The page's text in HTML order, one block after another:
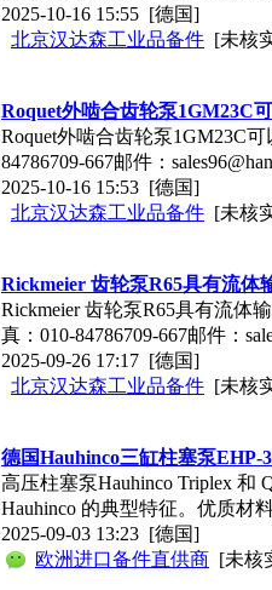
2025-10-16 15:55 [德国]
北京汉达森工业品备件 [未核
Roquet外啮合齿轮泵1GM23C
Roquet外啮合齿轮泵1GM23C
84786709-667邮件：
2025-10-16 15:53 [德国]
北京汉达森工业品备件 [未核
Rickmeier 齿轮泵R65具有流体
Rickmeier 齿轮泵R65具有流体
真：010-84786709-667邮件：
2025-09-26 17:17 [德国]
北京汉达森工业品备件 [未核
德国Hauhinco三缸柱塞泵EHP-
高压柱塞泵Hauhinco Triplex
Hauhinco 的典型特征。优质材
2025-09-03 13:23 [德国]
欧洲进口备件直供商 [未核